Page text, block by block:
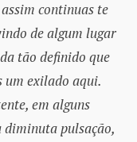
continuas te
de algum lugar
tão definido que
um exilado aqui.
em alguns
diminuta pulsação,